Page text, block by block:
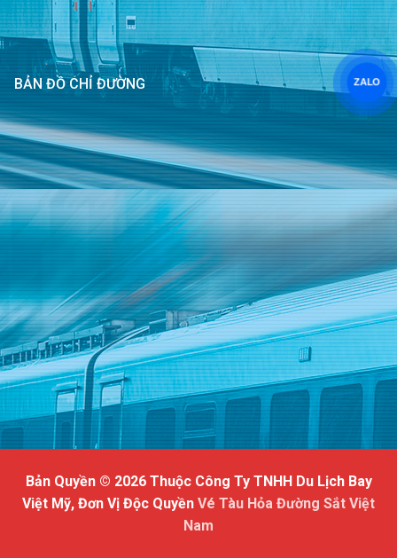
BẢN ĐỒ CHỈ ĐƯỜNG ZALO
Bản Quyền © 2026 Thuộc Công Ty TNHH Du Lịch Bay
Việt Mỹ, Đơn Vị Độc Quyền Vé Tàu Hỏa Đường Sắt Việt
Nam